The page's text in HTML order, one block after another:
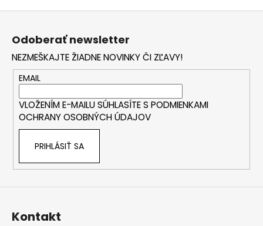
Z
Odoberať newsletter
NEZMEŠKAJTE ŽIADNE NOVINKY ČI ZĽAVY!
EMAIL
VLOŽENÍM E-MAILU SÚHLASÍTE S PODMIENKAMI
OCHRANY OSOBNÝCH ÚDAJOV
PRIHLÁSIŤ SA
Kontakt